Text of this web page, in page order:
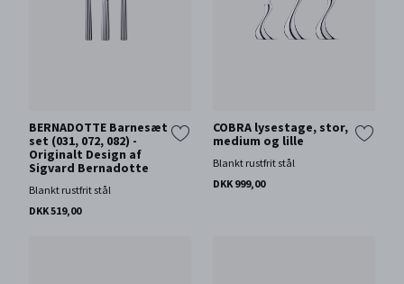
BERNADOTTE Barnesæt
set (031, 072, 082) -
Originalt Design af
Sigvard Bernadotte
Blankt rustfrit stål
DKK 519,00
COBRA lysestage, stor,
medium og lille
Blankt rustfrit stål
DKK 999,00